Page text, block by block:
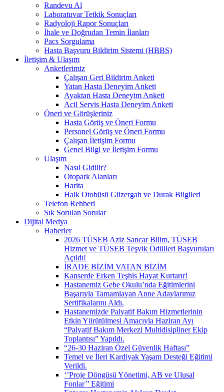
Randevu Al
Laboratuvar Tetkik Sonuçları
Radyoloji Rapor Sonuçları
İhale ve Doğrudan Temin İlanları
Pacs Sorgulama
Hasta Başvuru Bildirim Sistemi (HBBS)
İletişim & Ulaşım
Anketlerimiz
Çalışan Geri Bildirim Anketi
Yatan Hasta Deneyim Anketi
Ayaktan Hasta Deneyim Anketi
Acil Servis Hasta Deneyim Anketi
Öneri ve Görüşleriniz
Hasta Görüş ve Öneri Formu
Personel Görüş ve Öneri Formu
Çalışan İletişim Formu
Genel Bilgi ve İletişim Formu
Ulaşım
Nasıl Gidilir?
Otopark Alanları
Harita
Halk Otobüsü Güzergah ve Durak Bilgileri
Telefon Rehberi
Sık Sorulan Sorular
Dijital Medya
Haberler
2026 TÜSEB Aziz Sancar Bilim, TÜSEB
Hizmet ve TÜSEB Teşvik Ödülleri Başvuruları
Açıldı!
İRADE BİZİM VATAN BİZİM
Kanserde Erken Teşhis Hayat Kurtarır!
Hastanemiz Gebe Okulu’nda Eğitimlerini
Başarıyla Tamamlayan Anne Adaylarımız
Sertifikalarını Aldı.
Hastanemizde Palyatif Bakım Hizmetlerinin
Etkin Yürütülmesi Amacıyla Haziran Ayı
“Palyatif Bakım Merkezi Multidisipliner Ekip
Toplantısı” Yapıldı.
“26-30 Haziran Özel Güvenlik Haftası”
Temel ve İleri Kardiyak Yaşam Desteği Eğitimi
Verildi.
‘’Proje Döngüsü Yönetimi, AB ve Ulusal
Fonlar’’ Eğitimi